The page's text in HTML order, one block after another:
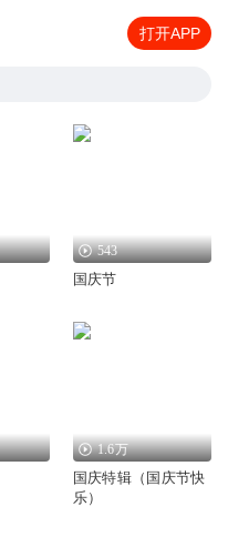
打开APP
543
国庆节
1.6万
国庆特辑（国庆节快
乐）